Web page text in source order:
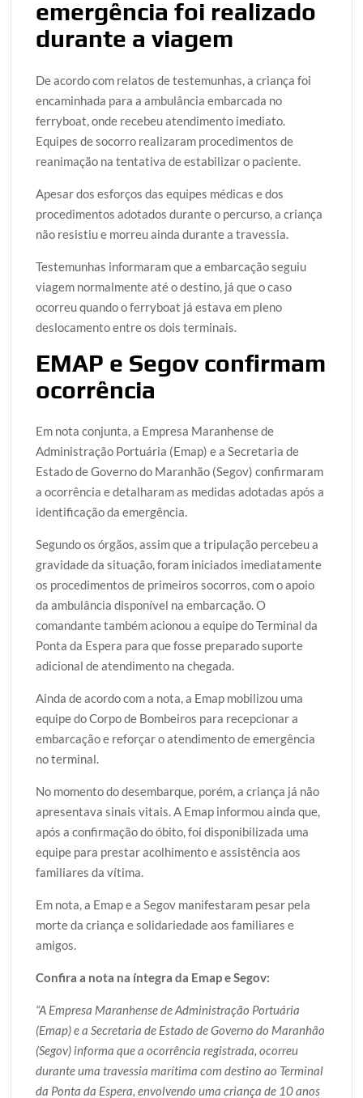
emergência foi realizado
durante a viagem
De acordo com relatos de testemunhas, a criança foi
encaminhada para a ambulância embarcada no
ferryboat, onde recebeu atendimento imediato.
Equipes de socorro realizaram procedimentos de
reanimação na tentativa de estabilizar o paciente.
Apesar dos esforços das equipes médicas e dos
procedimentos adotados durante o percurso, a criança
não resistiu e morreu ainda durante a travessia.
Testemunhas informaram que a embarcação seguiu
viagem normalmente até o destino, já que o caso
ocorreu quando o ferryboat já estava em pleno
deslocamento entre os dois terminais.
EMAP e Segov confirmam
ocorrência
Em nota conjunta, a Empresa Maranhense de
Administração Portuária (Emap) e a Secretaria de
Estado de Governo do Maranhão (Segov) confirmaram
a ocorrência e detalharam as medidas adotadas após a
identificação da emergência.
Segundo os órgãos, assim que a tripulação percebeu a
gravidade da situação, foram iniciados imediatamente
os procedimentos de primeiros socorros, com o apoio
da ambulância disponível na embarcação. O
comandante também acionou a equipe do Terminal da
Ponta da Espera para que fosse preparado suporte
adicional de atendimento na chegada.
Ainda de acordo com a nota, a Emap mobilizou uma
equipe do Corpo de Bombeiros para recepcionar a
embarcação e reforçar o atendimento de emergência
no terminal.
No momento do desembarque, porém, a criança já não
apresentava sinais vitais. A Emap informou ainda que,
após a confirmação do óbito, foi disponibilizada uma
equipe para prestar acolhimento e assistência aos
familiares da vítima.
Em nota, a Emap e a Segov manifestaram pesar pela
morte da criança e solidariedade aos familiares e
amigos.
Confira a nota na íntegra da Emap e Segov:
“A Empresa Maranhense de Administração Portuária
(Emap) e a Secretaria de Estado de Governo do Maranhão
(Segov) informa que a ocorrência registrada, ocorreu
durante uma travessia marítima com destino ao Terminal
da Ponta da Espera, envolvendo uma criança de 10 anos